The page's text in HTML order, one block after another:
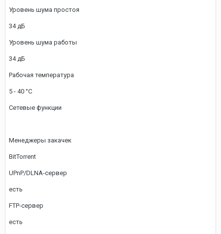
Уровень шума простоя
34 дБ
Уровень шума работы
34 дБ
Рабочая температура
5 - 40 °C
Сетевые функции
Менеджеры закачек
BitTorrent
UPnP/DLNA-сервер
есть
FTP-сервер
есть